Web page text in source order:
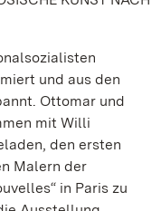
und aus den
Ottomar und
mit Willi
den ersten
Malern der
in Paris zu